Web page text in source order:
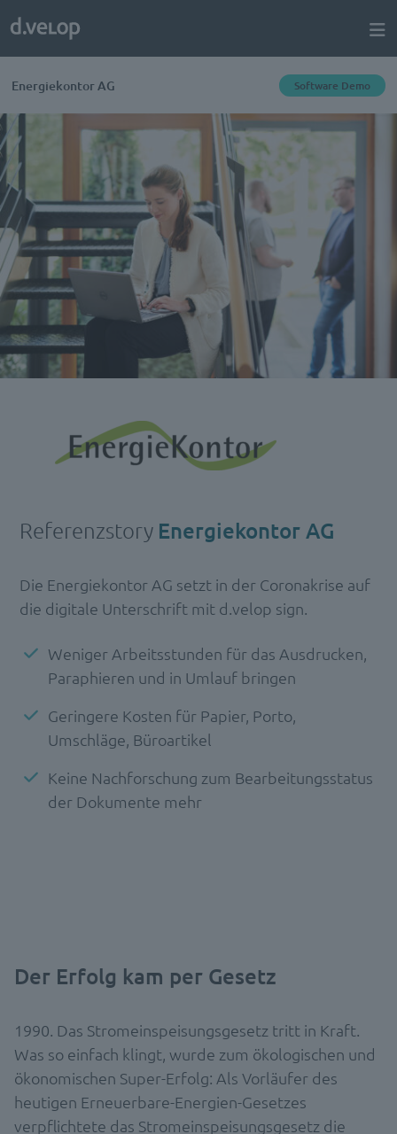
Energiekontor AG Software Demo
Referenzstory Energiekontor AG
Die Energiekontor AG setzt in der Coronakrise auf
die digitale Unterschrift mit d.velop sign.
Weniger Arbeitsstunden für das Ausdrucken,
Paraphieren und in Umlauf bringen
Geringere Kosten für Papier, Porto,
Umschläge, Büroartikel
Keine Nachforschung zum Bearbeitungsstatus
der Dokumente mehr
Der Erfolg kam per Gesetz
1990. Das Stromeinspeisungsgesetz tritt in Kraft.
Was so einfach klingt, wurde zum ökologischen und
ökonomischen Super-Erfolg: Als Vorläufer des
heutigen Erneuerbare-Energien-Gesetzes
verpflichtete das Stromeinspeisungsgesetz die